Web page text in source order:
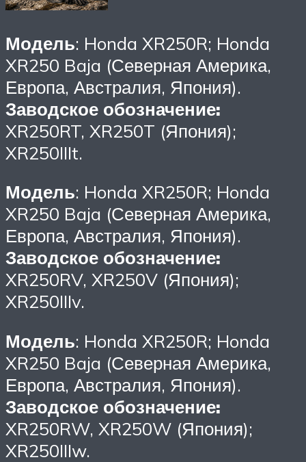
Модель: Honda XR250R; Honda
XR250 Baja (Северная Америка,
Европа, Австралия, Япония).
Заводское обозначение:
XR250RT, XR250T (Япония);
XR250IIIt.
Модель: Honda XR250R; Honda
XR250 Baja (Северная Америка,
Европа, Австралия, Япония).
Заводское обозначение:
XR250RV, XR250V (Япония);
XR250IIIv.
Модель: Honda XR250R; Honda
XR250 Baja (Северная Америка,
Европа, Австралия, Япония).
Заводское обозначение:
XR250RW, XR250W (Япония);
XR250IIIw.